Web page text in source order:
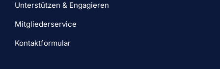
Unterstützen & Engagieren
Mitgliederservice
Kontaktformular